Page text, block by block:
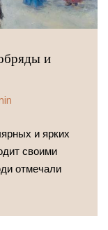
и
и ярких
своими
отмечали